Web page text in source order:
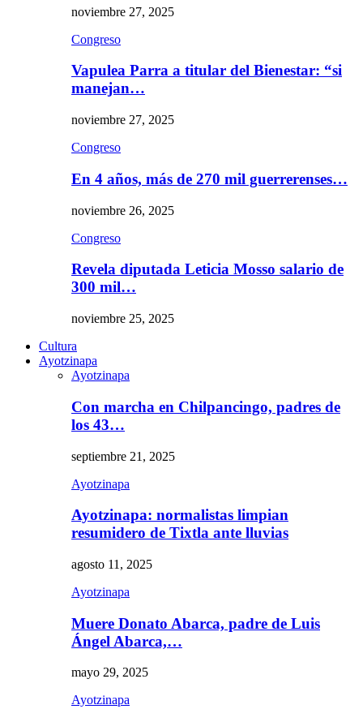
noviembre 27, 2025
Congreso
Vapulea Parra a titular del Bienestar: “si
manejan…
noviembre 27, 2025
Congreso
En 4 años, más de 270 mil guerrerenses…
noviembre 26, 2025
Congreso
Revela diputada Leticia Mosso salario de
300 mil…
noviembre 25, 2025
Cultura
Ayotzinapa
Ayotzinapa
Con marcha en Chilpancingo, padres de
los 43…
septiembre 21, 2025
Ayotzinapa
Ayotzinapa: normalistas limpian
resumidero de Tixtla ante lluvias
agosto 11, 2025
Ayotzinapa
Muere Donato Abarca, padre de Luis
Ángel Abarca,…
mayo 29, 2025
Ayotzinapa